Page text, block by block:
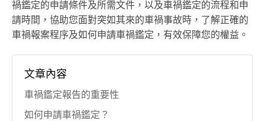
禍鑑定的申請條件及所需文件，以及車禍鑑定的流程和申
請時間，協助您面對突如其來的車禍事故時，了解正確的
車禍報案程序及如何申請車禍鑑定，有效保障您的權益。
文章內容
車禍鑑定報告的重要性
如何申請車禍鑑定？